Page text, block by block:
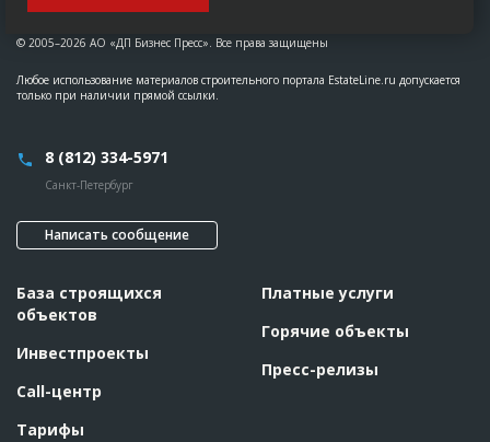
© 2005–2026 АО «ДП Бизнес Пресс». Все права защищены
Любое использование материалов строительного портала EstateLine.ru допускается
только при наличии прямой ссылки.
8 (812) 334-5971
Санкт-Петербург
Написать сообщение
База строящихся
объектов
Инвестпроекты
Call-центр
Тарифы
Платные услуги
Горячие объекты
Пресс-релизы